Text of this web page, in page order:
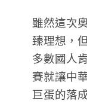
雖然這次
臻理想，
多數國人
賽就讓中
巨蛋的落